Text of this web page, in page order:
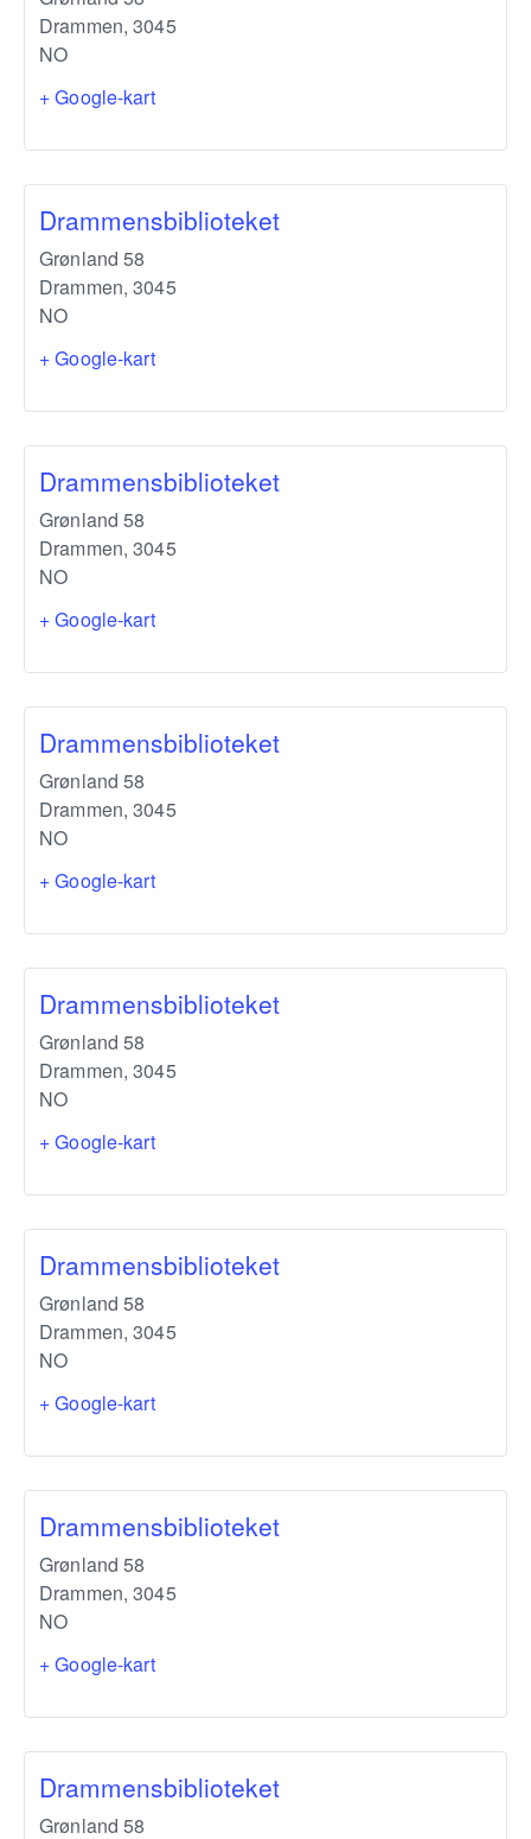
Drammen, 3045
NO
+ Google-kart
Drammensbiblioteket
Grønland 58
Drammen, 3045
NO
+ Google-kart
Drammensbiblioteket
Grønland 58
Drammen, 3045
NO
+ Google-kart
Drammensbiblioteket
Grønland 58
Drammen, 3045
NO
+ Google-kart
Drammensbiblioteket
Grønland 58
Drammen, 3045
NO
+ Google-kart
Drammensbiblioteket
Grønland 58
Drammen, 3045
NO
+ Google-kart
Drammensbiblioteket
Grønland 58
Drammen, 3045
NO
+ Google-kart
Drammensbiblioteket
Grønland 58